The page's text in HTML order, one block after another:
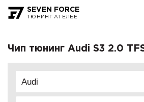
SEVEN FORCE
ТЮНИНГ АТЕЛЬЕ
Чип тюнинг Audi S3 2.0
Audi